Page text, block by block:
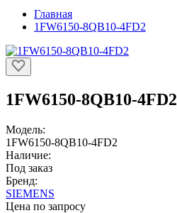
Главная
1FW6150-8QB10-4FD2
1FW6150-8QB10-4FD2
Модель:
1FW6150-8QB10-4FD2
Наличие:
Под заказ
Бренд:
SIEMENS
Цена по запросу